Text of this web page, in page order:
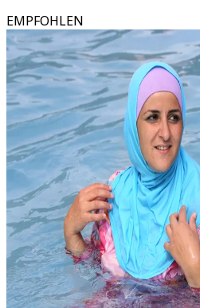
EMPFOHLEN